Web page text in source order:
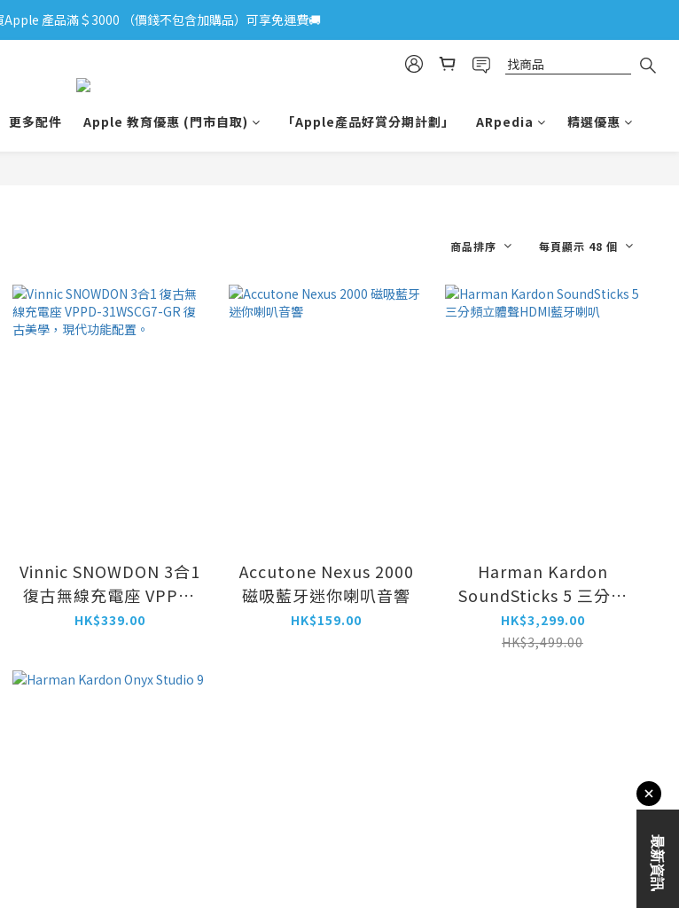
17 系列新登場！立即訂購
產品滿＄3000 （價錢不包含加購品）可享免運費🚚
更多配件 Apple 教育優惠 (門市自取) 「Apple產品好賞分期計劃」 ARpedia 精選優惠
商品排序 每頁顯示 48 個
Vinnic SNOWDON 3合1
復古無線充電座 VPPD-
31WSCG7-GR 復古美
HK$339.00
Accutone Nexus 2000
磁吸藍牙迷你喇叭音響
HK$159.00
Harman Kardon
SoundSticks 5 三分頻
立體聲HDMI藍牙喇叭
HK$3,299.00
HK$3,499.00